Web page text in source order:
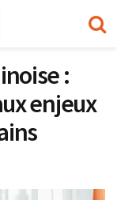
:
enjeux